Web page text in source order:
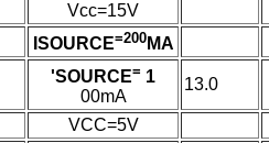
Vcc=15V
ISOURCE=200MA
'SOURCE= 1
00mA
13.0
VCC=5V